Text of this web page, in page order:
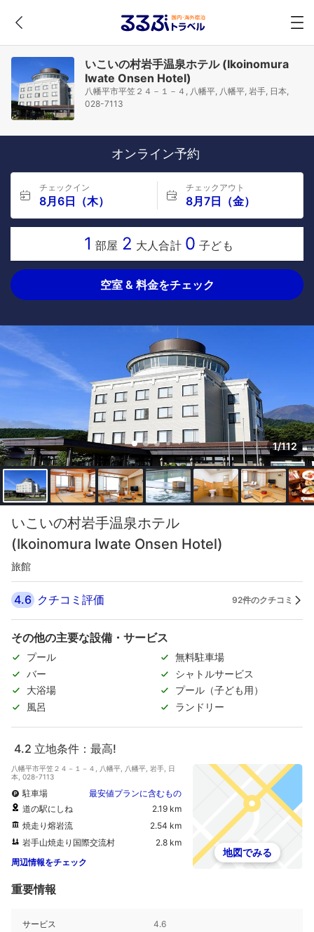
いこいの村岩手温泉ホテル (Ikoinomura
Iwate Onsen Hotel)
八幡平市平笠２４－１－４, 八幡平, 八幡平, 岩手, 日本,
028-7113
オンライン予約
チェックイン
8月6日（木）
チェックアウト
8月7日（金）
1 部屋 2 大人合計 0 子ども
空室 & 料金をチェック
1/112
いこいの村岩手温泉ホテル
(Ikoinomura Iwate Onsen Hotel)
旅館
4.6 クチコミ評価 92件のクチコミ
その他の主要な設備・サービス
プール
無料駐車場
バー
シャトルサービス
大浴場
プール（子ども用）
風呂
ランドリー
4.2 立地条件：最高!
八幡平市平笠２４－１－４, 八幡平, 八幡平, 岩手, 日
本, 028-7113
駐車場
最安値プランに含むもの
道の駅にしね
2.19 km
焼走り熔岩流
2.54 km
岩手山焼走り国際交流村
2.8 km
周辺情報をチェック
地図でみる
重要情報
サービス 4.6